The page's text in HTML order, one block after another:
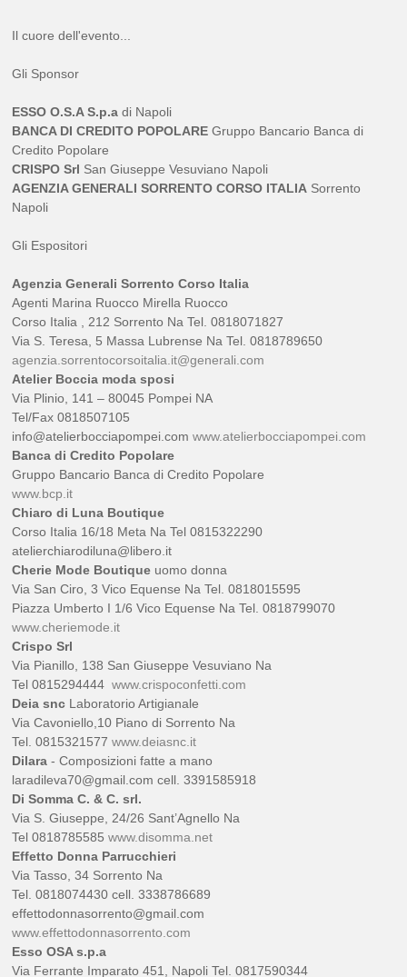
Il cuore dell'evento...
Gli Sponsor
ESSO O.S.A S.p.a di Napoli
BANCA DI CREDITO POPOLARE Gruppo Bancario Banca di
Credito Popolare
CRISPO Srl San Giuseppe Vesuviano Napoli
AGENZIA GENERALI SORRENTO CORSO ITALIA Sorrento
Napoli
Gli Espositori
Agenzia Generali Sorrento Corso Italia
Agenti Marina Ruocco Mirella Ruocco
Corso Italia , 212 Sorrento Na Tel. 0818071827
Via S. Teresa, 5 Massa Lubrense Na Tel. 0818789650
agenzia.sorrentocorsoitalia.it@generali.com
Atelier Boccia moda sposi
Via Plinio, 141 – 80045 Pompei NA
Tel/Fax 0818507105
info@atelierbocciapompei.comwww.atelierbocciapompei.com
Banca di Credito Popolare
Gruppo Bancario Banca di Credito Popolare
www.bcp.it
Chiaro di Luna Boutique
Corso Italia 16/18 Meta Na Tel 0815322290
atelierchiarodiluna@libero.it
Cherie Mode Boutique uomo donna
Via San Ciro, 3 Vico Equense Na Tel. 0818015595
Piazza Umberto I 1/6 Vico Equense Na Tel. 0818799070
www.cheriemode.it
Crispo Srl
Via Pianillo, 138 San Giuseppe Vesuviano Na
Tel 0815294444www.crispoconfetti.com
Deia snc Laboratorio Artigianale
Via Cavoniello,10 Piano di Sorrento Na
Tel. 0815321577www.deiasnc.it
Dilara - Composizioni fatte a mano
laradileva70@gmail.com cell. 3391585918
Di Somma C. & C. srl.
Via S. Giuseppe, 24/26 Sant’Agnello Na
Tel 0818785585www.disomma.net
Effetto Donna Parrucchieri
Via Tasso, 34 Sorrento Na
Tel. 0818074430 cell. 3338786689
effettodonnasorrento@gmail.com
www.effettodonnasorrento.com
Esso OSA s.p.a
Via Ferrante Imparato 451, Napoli Tel. 0817590344